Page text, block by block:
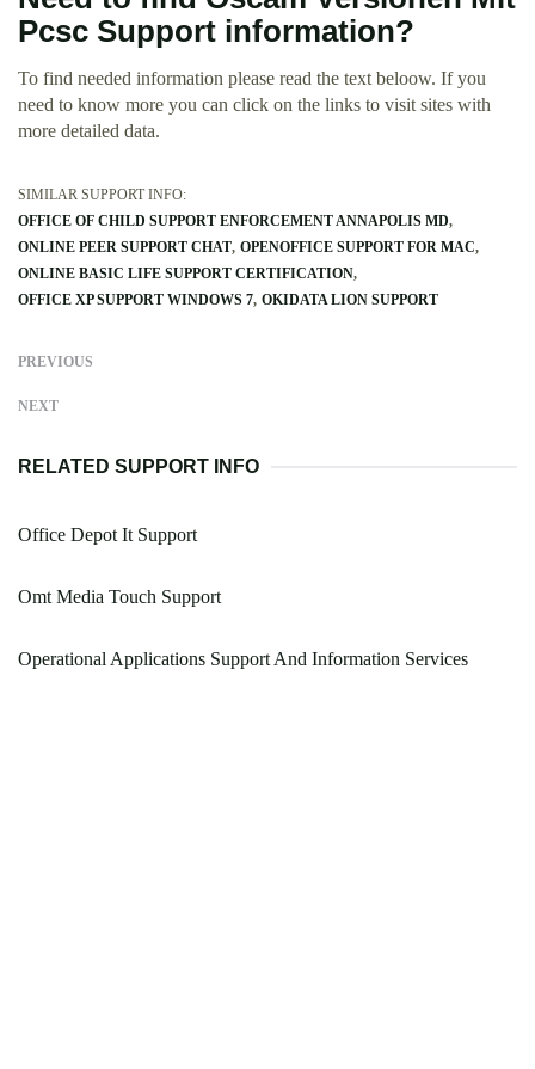
Pcsc Support information?
To find needed information please read the text beloow. If you
need to know more you can click on the links to visit sites with
more detailed data.
SIMILAR SUPPORT INFO:
OFFICE OF CHILD SUPPORT ENFORCEMENT ANNAPOLIS MD
ONLINE PEER SUPPORT CHAT OPENOFFICE SUPPORT FOR MAC
ONLINE BASIC LIFE SUPPORT CERTIFICATION
OFFICE XP SUPPORT WINDOWS 7 OKIDATA LION SUPPORT
PREVIOUS
NEXT
RELATED SUPPORT INFO
Office Depot It Support
Omt Media Touch Support
Operational Applications Support And Information Services